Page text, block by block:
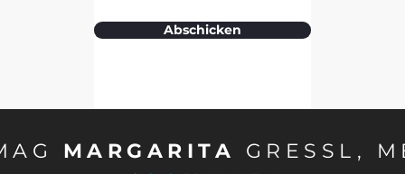
Abschicken
MARGARITA GRESSL,